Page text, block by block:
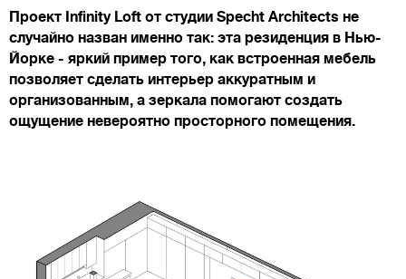
Проект Infinity Loft от студии Specht Architects не
случайно назван именно так: эта резиденция в Нью-
Йорке - яркий пример того, как встроенная мебель
позволяет сделать интерьер аккуратным и
организованным, а зеркала помогают создать
ощущение невероятно просторного помещения.